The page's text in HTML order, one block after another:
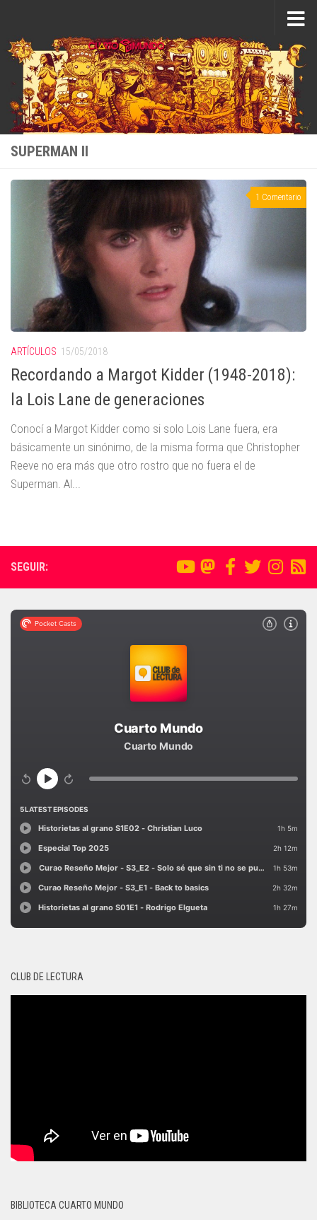
SUPERMAN II
1 Comentario
ARTÍCULOS 15/05/2018
Recordando a Margot Kidder (1948-2018):
la Lois Lane de generaciones
Conocí a Margot Kidder como si solo Lois Lane fuera, era
básicamente un sinónimo, de la misma forma que Christopher
Reeve no era más que otro rostro que no fuera el de
Superman. Al...
SEGUIR:
CLUB DE LECTURA
BIBLIOTECA CUARTO MUNDO